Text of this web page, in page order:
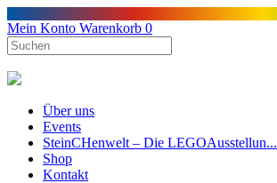
Mein Konto Warenkorb 0
Über uns
Events
SteinCHenwelt – Die LEGOAusstellun...
Shop
Kontakt